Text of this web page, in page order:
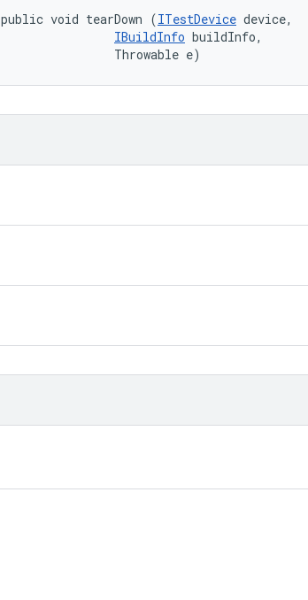
public void tearDown (ITestDevice device,
IBuildInfo buildInfo,
                Throwable e)